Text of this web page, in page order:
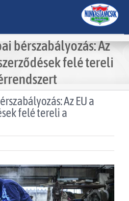
bérszabályozás: Az
felé tereli
Az EU a
felé tereli a